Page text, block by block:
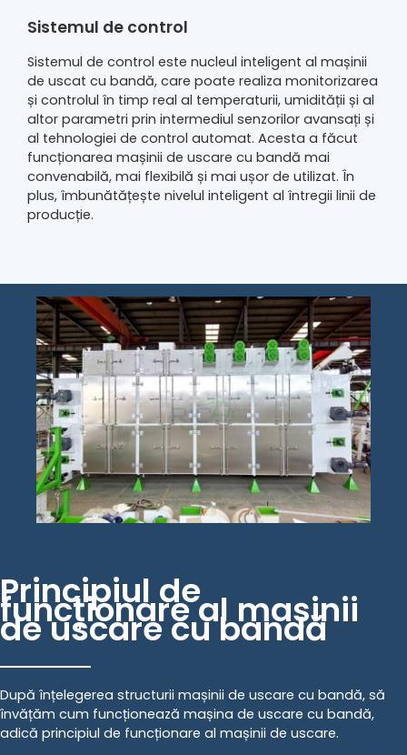
Sistemul de control
Sistemul de control este nucleul inteligent al mașinii
de uscat cu bandă, care poate realiza monitorizarea
și controlul în timp real al temperaturii, umidității și al
altor parametri prin intermediul senzorilor avansați și
al tehnologiei de control automat. Acesta a făcut
funcționarea mașinii de uscare cu bandă mai
convenabilă, mai flexibilă și mai ușor de utilizat. În
plus, îmbunătățește nivelul inteligent al întregii linii de
producție.
Principiul de
funcționare al mașinii
de uscare cu bandă
După înțelegerea structurii mașinii de uscare cu bandă, să
învățăm cum funcționează mașina de uscare cu bandă,
adică principiul de funcționare al mașinii de uscare.